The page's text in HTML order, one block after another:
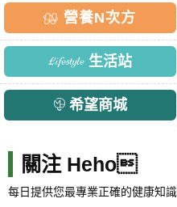
營養N次方
生活站
希望商城
關注 Heho
每日提供您最專業正確的健康知識